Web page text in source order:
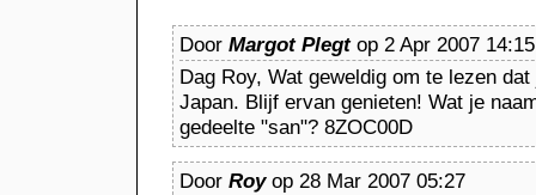
Door Margot Plegtop 2 Apr 2007 14:15
Dag Roy, Wat geweldig om te lezen
Japan. Blijf ervan genieten! Wat je
gedeelte "san"? 8ZOC00D
Door Royop 28 Mar 2007 05:27